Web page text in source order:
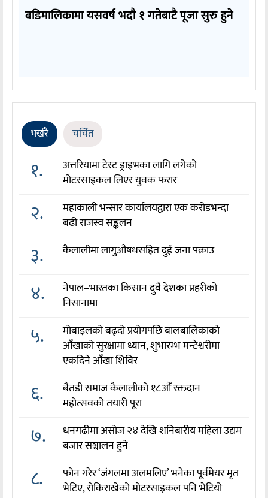
बडिमालिकामा यसवर्ष भदौ १ गतेबाटै पूजा सुरु हुने
भर्खरै चर्चित
१.
अत्तरियामा टेस्ट ड्राइभका लागि लगेको
मोटरसाइकल लिएर युवक फरार
२.
महाकाली भन्सार कार्यालयद्वारा एक करोडभन्दा
बढी राजस्व सङ्कलन
३. कैलालीमा लागुऔषधसहित दुई जना पक्राउ
४.
नेपाल–भारतका किसान दुवै देशका प्रहरीको
निसानामा
५.
मोबाइलको बढ्दो प्रयोगपछि बालबालिकाको
आँखाको सुरक्षामा ध्यान, शुभारम्भ मन्टेश्वरीमा
एकदिने आँखा शिविर
६.
बैतडी समाज कैलालीको १८औँ रक्तदान
महोत्सवको तयारी पूरा
७.
धनगढीमा असोज २४ देखि शनिबारीय महिला उद्यम
बजार सञ्चालन हुने
८.
फोन गरेर ‘जंगलमा अलमलिए’ भनेका पूर्वमेयर मृत
भेटिए, रोकिराखेको मोटरसाइकल पनि भेटियो